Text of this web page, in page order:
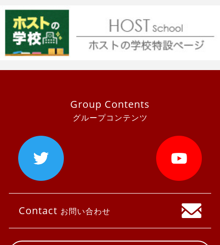
Group Contents
グループコンテンツ
Contact お問い合わせ